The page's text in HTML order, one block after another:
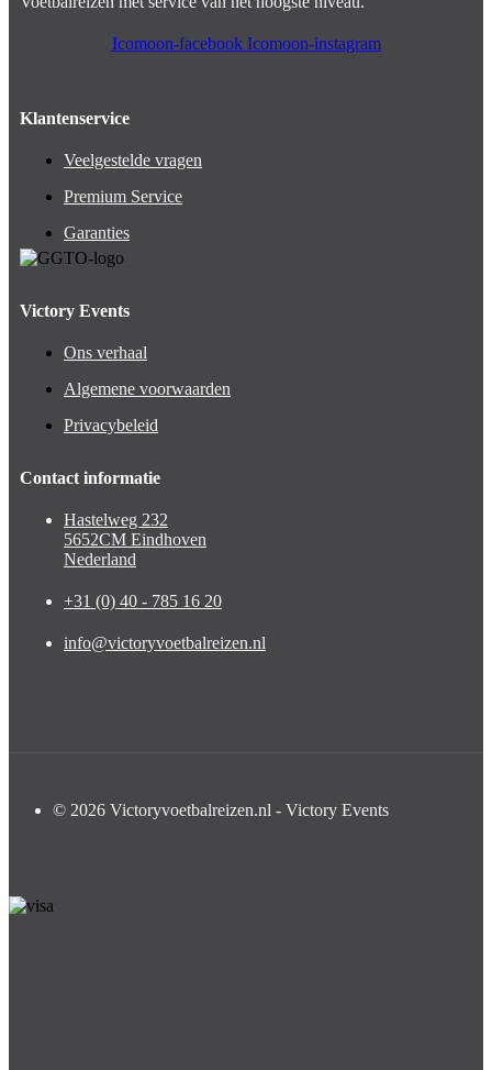
Icomoon-facebook Icomoon-instagram
Klantenservice
Veelgestelde vragen
Premium Service
Garanties
Victory Events
Ons verhaal
Algemene voorwaarden
Privacybeleid
Contact informatie
Hastelweg 232
5652CM Eindhoven
Nederland
+31 (0) 40 - 785 16 20
info@victoryvoetbalreizen.nl
© 2026 Victoryvoetbalreizen.nl - Victory Events